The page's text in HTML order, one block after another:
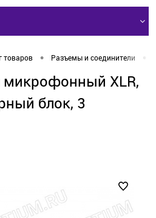
товаров • Разъемы и соединители
XLR,
блок, 3